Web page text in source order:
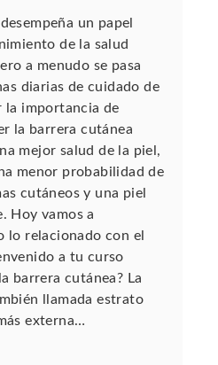
un papel
de la salud
a menudo se pasa
diarias de cuidado de
la importancia de
la barrera cutánea
mejor salud de la piel,
menor probabilidad de
cutáneos y una piel
Hoy vamos a
lo relacionado con el
a tu curso
barrera cutánea? La
llamada estrato
externa…